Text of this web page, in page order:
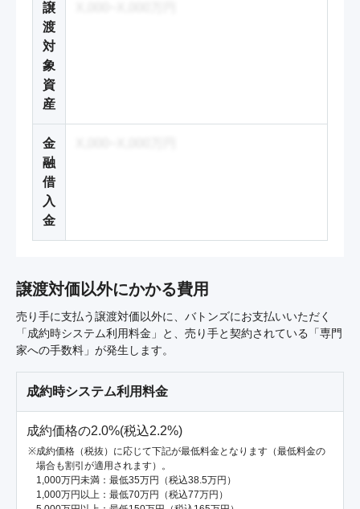
譲
渡
対
象
資
産
金
融
借
入
金
譲渡対価以外にかかる費用
売り手に支払う譲渡対価以外に、バトンズにお支払いいただく
「成約時システム利用料金」と、売り手と契約されている「専門
家への手数料」が発生します。
成約時システム利用料金
成約価格の2.0%(税込2.2%)
成約価格（税抜）に応じて下記が最低料金となります（最低料金の
場合も割引が適用されます）。
1,000万円未満：最低35万円（税込38.5万円）
1,000万円以上：最低70万円（税込77万円）